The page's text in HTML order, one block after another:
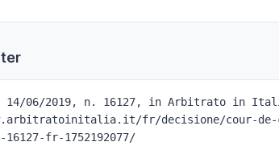
14/06/2019, n. 16127, in Arbitrato in
fr/decisione/cour-de-
fr-1752192077/